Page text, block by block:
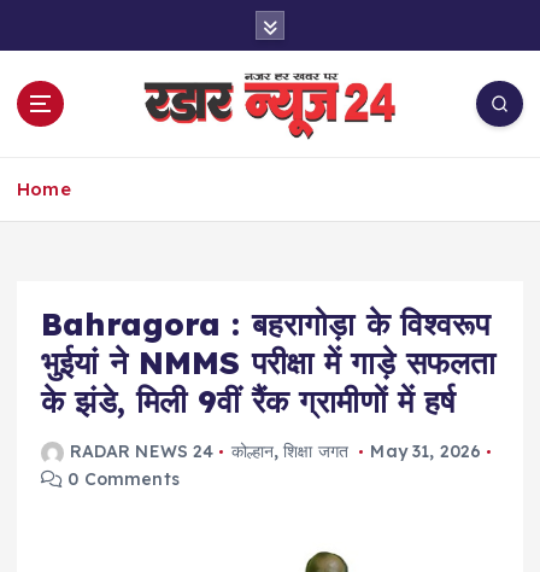
Home
Bahragora : बहरागोड़ा के विश्वरूप
भुईयां ने NMMS परीक्षा में गाड़े सफलता
के झंडे, मिली 9वीं रैंक ग्रामीणों में हर्ष
RADAR NEWS 24 कोल्हान,शिक्षा जगत
May 31, 2026
0 Comments